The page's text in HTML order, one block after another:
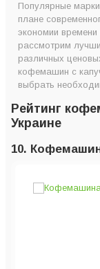
2. Кофемашина
EN510.B
1. Кофемашина
RI9851/01
версии Coffeeok
Как правильно
капучинатором
Популярные
плане
экономии
рассмотрим
различных
кофемашин с
выбрать
Рейтинг
Украине
10.